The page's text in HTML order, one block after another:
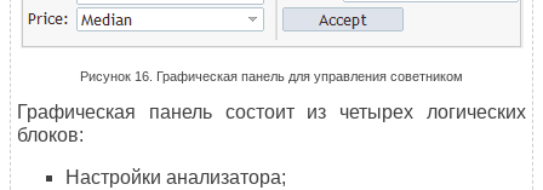
Рисунок 16. Графическая панель для управления советником
Графическая панель состоит из четырех логических
блоков:
Настройки анализатора;